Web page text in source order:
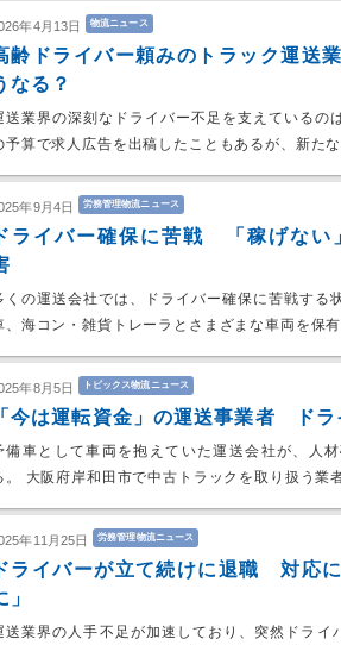
年4月13日 物流ニュース
齢ドライバー頼みのトラック運送
なる？
送業界の深刻なドライバー不足を支えているの
予算で求人広告を出稿したこともあるが、新た
年9月4日 労務管理物流ニュース
ドライバー確保に苦戦 「稼げな
くの運送会社では、ドライバー確保に苦戦する
、海コン・雑貨トレーラとさまざまな車両を保
年8月5日 トピックス物流ニュース
「今は運転資金」の運送事業者 ドラ
備車として車両を抱えていた運送会社が、人
。 大阪府岸和田市で中古トラックを取り扱う
年11月25日 労務管理物流ニュース
ドライバーが立て続けに退職 対応
」
送業界の人手不足が加速しており、突然ドラ